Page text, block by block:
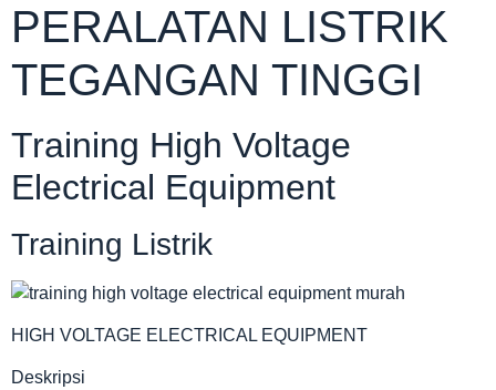
PERALATAN LISTRIK
TEGANGAN TINGGI
Training High Voltage
Electrical Equipment
Training Listrik
HIGH VOLTAGE ELECTRICAL EQUIPMENT
Deskripsi